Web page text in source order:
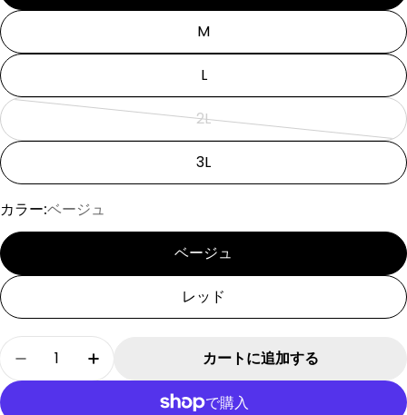
ー
シ
ョ
ン
は
売
り
切
て
い
か
売
で
き
M
L
2L
バ
リ
ョ
は
売
切
3L
カラー:ベージュ
ベージュ
レッド
数
量
[SAD20540-4]チェック柄中綿キルトハイネック
[SAD20540-4]チェック柄中綿キルトハ
カートに追加する